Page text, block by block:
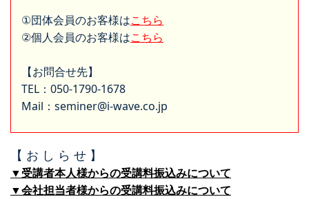
①団体会員のお客様はこちら
②個人会員のお客様はこちら
【お問合せ先】
TEL：050-1790-1678
Mail：seminer@i-wave.co.jp
【 お し ら せ 】
▼受講者本人様からの受講料振込みについて
▼会社担当者様からの受講料振込みについて